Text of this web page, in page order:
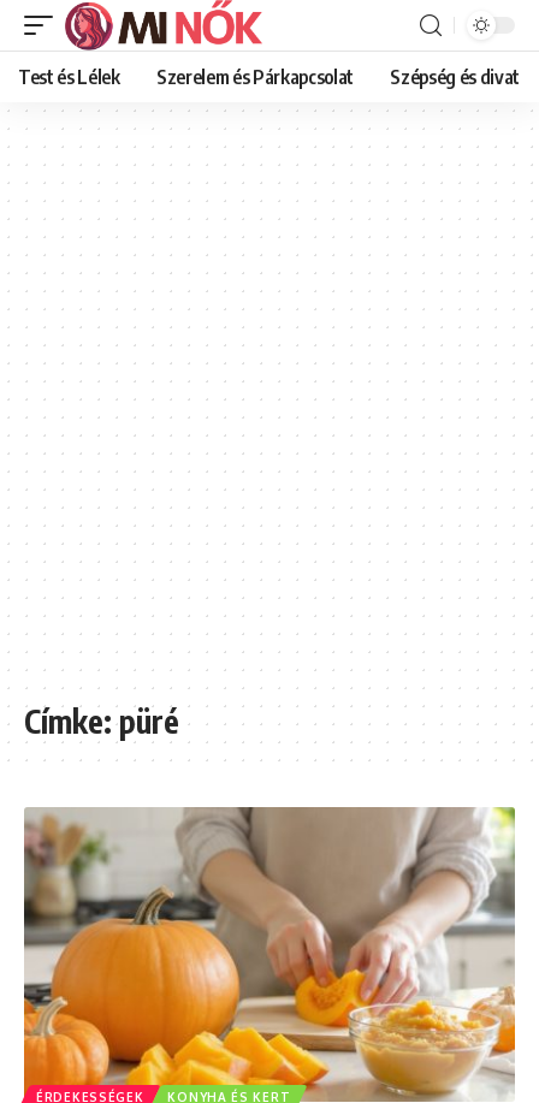
Test és Lélek Szerelem és Párkapcsolat Szépség és divat
Címke:püré
ÉRDEKESSÉGEK KONYHA ÉS KERT